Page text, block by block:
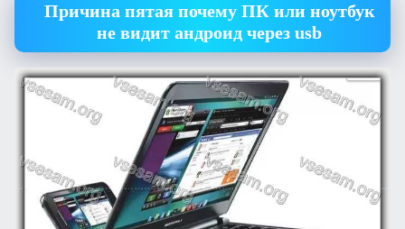
Причина пятая почему ПК или ноутбук
не видит андроид через usb